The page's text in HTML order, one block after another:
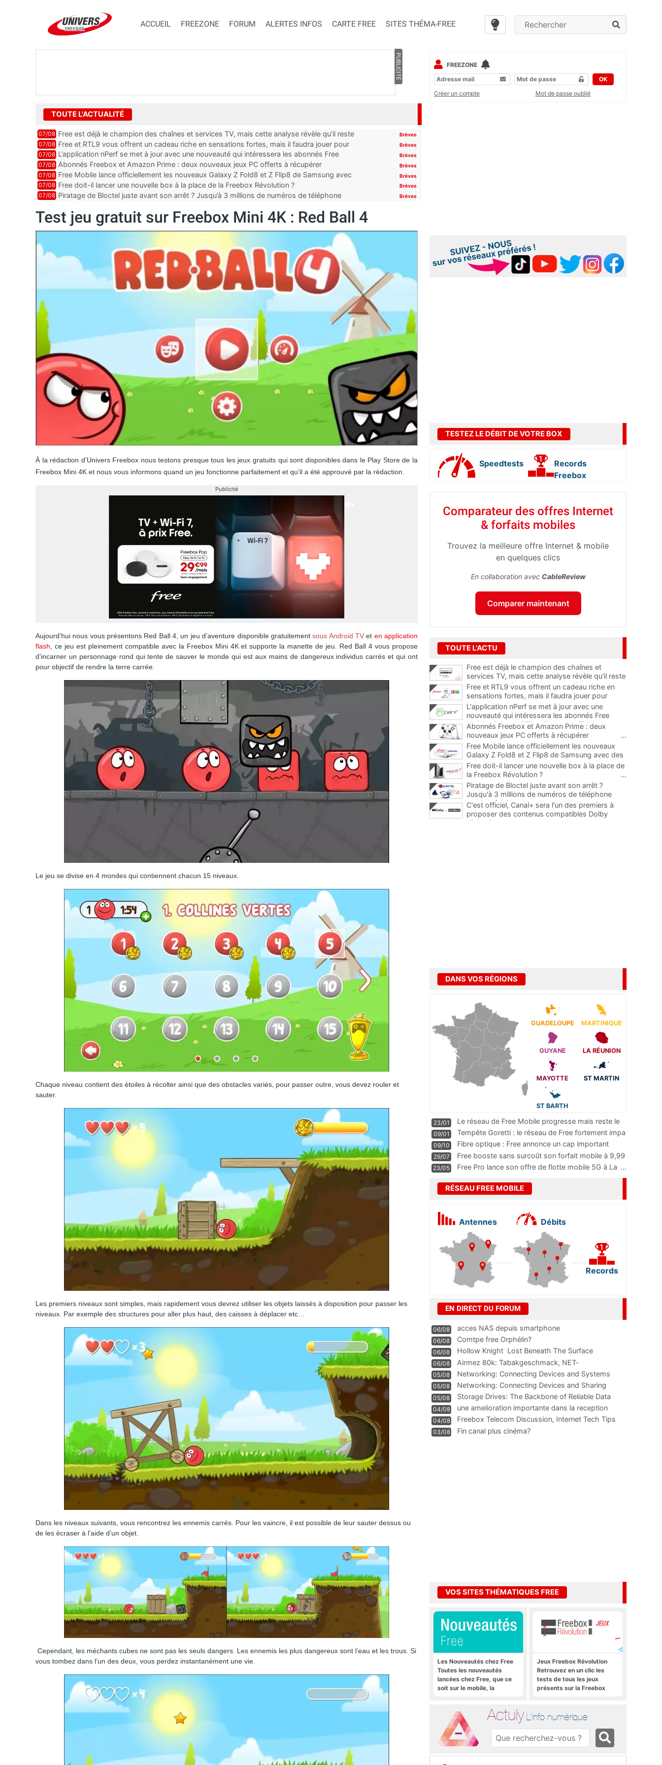
ACCUEIL FREEZONE FORUM ALERTES INFOS CARTE FREE SITES THÉMA-FREE
PUBLICITÉ
TOUTE L'ACTUALITÉ
07/08 Free est déjà le champion des chaînes et services TV, mais cette analyse révèle qu’il reste
encore au moin...
Brèves
07/08 Free et RTL9 vous offrent un cadeau riche en sensations fortes, mais il faudra jouer pour
l’obtenir
Brèves
07/08 L’application nPerf se met à jour avec une nouveauté qui intéressera les abonnés Free
Mobile, Orange, SFR ...
Brèves
07/08 Abonnés Freebox et Amazon Prime : deux nouveaux jeux PC offerts à récupérer Brèves
07/08 Free Mobile lance officiellement les nouveaux Galaxy Z Fold8 et Z Flip8 de Samsung avec
des promos et des cadeaux
Brèves
07/08 Free doit-il lancer une nouvelle box à la place de la Freebox Révolution ? Brèves
07/08 Piratage de Bloctel juste avant son arrêt ? Jusqu’à 3 millions de numéros de téléphone
Brèves
Test jeu gratuit sur Freebox Mini 4K : Red Ball 4
À la rédaction d’Univers Freebox nous testons presque tous les jeux gratuits qui sont disponibles dans le Play Store de la
Freebox Mini 4K et nous vous informons quand un jeu fonctionne parfaitement et qu’il a été approuvé par la rédaction.
Publicité
Aujourd’hui nous vous présentons Red Ball 4, un jeu d’aventure disponible gratuitementsous Android TVet en application
flash, ce jeu est pleinement compatible avec la Freebox Mini 4K et supporte la manette de jeu. Red Ball 4 vous propose
d’incarner un personnage rond qui tente de sauver le monde qui est aux mains de dangereux individus carrés et qui ont
pour objectif de rendre la terre carrée.
Le jeu se divise en 4 mondes qui contiennent chacun 15 niveaux.
Chaque niveau contient des étoiles à récolter ainsi que des obstacles variés, pour passer outre, vous devez rouler et
sauter.
Les premiers niveaux sont simples, mais rapidement vous devrez utiliser les objets laissés à disposition pour passer les
niveaux. Par exemple des structures pour aller plus haut, des caisses à déplacer etc…
Dans les niveaux suivants, vous rencontrez les ennemis carrés. Pour les vaincre, il est possible de leur sauter dessus ou
de les écraser à l’aide d’un objet.
Cependant, les méchants cubes ne sont pas les seuls dangers. Les ennemis les plus dangereux sont l’eau et les trous. Si
vous tombez dans l’un des deux, vous perdez instantanément une vie.
FREEZONE
OK
Créer un compte
Mot de passe oublié
TESTEZ LE DÉBIT DE VOTRE BOX
Speedtests
Records
Freebox
Comparateur des offres Internet
& forfaits mobiles
Trouvez la meilleure offre Internet & mobile
en quelques clics
En collaboration avec CableReview
Comparer maintenant
TOUTE L'ACTU
Free est déjà le champion des chaînes et
services TV, mais cette analyse révèle qu'il reste
encore au moins 141 ajouts possibles
Free et RTL9 vous offrent un cadeau riche en
sensations fortes, mais il faudra jouer pour
l'obtenir
L'application nPerf se met à jour avec une
nouveauté qui intéressera les abonnés Free
Mobile, Orange, SFR et Bouygues Telecom
Abonnés Freebox et Amazon Prime : deux
nouveaux jeux PC offerts à récupérer
...
Free Mobile lance officiellement les nouveaux
Galaxy Z Fold8 et Z Flip8 de Samsung avec des
promos et des cadeaux
...
Free doit-il lancer une nouvelle box à la place de
la Freebox Révolution ?
...
Piratage de Bloctel juste avant son arrêt ?
Jusqu'à 3 millions de numéros de téléphone
auraient fuité
C'est officiel, Canal+ sera l'un des premiers à
proposer des contenus compatibles Dolby
Vision 2
DANS VOS RÉGIONS
GUADELOUPE MARTINIQUE
GUYANE LA RÉUNION
MAYOTTE ST MARTIN
ST BARTH
23/01
Le réseau de Free Mobile progresse mais reste le
m
...
09/01
Tempête Goretti : le réseau de Free fortement impa
09/10
Fibre optique : Free annonce un cap important
pass
...
29/07
Free booste sans surcoût son forfait mobile à 9,99
23/05 Free Pro lance son offre de flotte mobile 5G à La ...
RÉSEAU FREE MOBILE
Antennes Débits
Records
EN DIRECT DU FORUM
06/08 acces NAS depuis smartphone
06/08 Comtpe free Orphélin?
06/08 Hollow Knight  Lost Beneath The Surface
06/08
Airmez 80k: Tabakgeschmack, NET-
Technologie und Leistung im
05/08 Networking: Connecting Devices and Systems
05/08
Networking: Connecting Devices and Sharing
Information
05/08
Storage Drives: The Backbone of Reliable Data
Management
04/08
une amelioration importante dans la reception
WIFI
04/08
Freebox Telecom Discussion, Internet Tech Tips
Communi
03/08 Fin canal plus cinéma?
VOS SITES THÉMATIQUES FREE
Les Nouveautés chez Free
Toutes les nouveautés
lancées chez Free, que ce
soit sur le mobile, la
Jeux Freebox Révolution
Retrouvez en un clic les
tests de tous les jeux
présents sur la Freebox
Actuly L'info numérique